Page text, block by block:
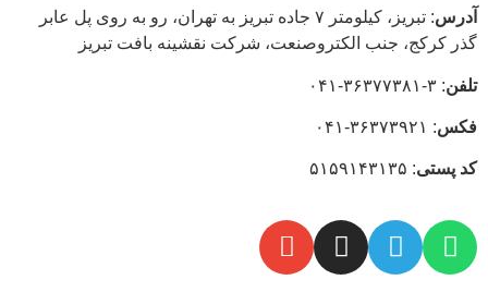
آدرس
: تبریز، كيلومتر ۷ جاده تبريز به تهران، رو به روی پل عابر
گذر کرکج، جنب الکتروصنعت، شركت نقشينه بافت تبريز
تلفن: ۳-۳۶۳۷۷۳۸۱-۰۴۱
فکس: ۳۶۳۷۳۹۲۱-۰۴۱
كد پستی: ۵۱۵۹۱۴۳۱۳۵